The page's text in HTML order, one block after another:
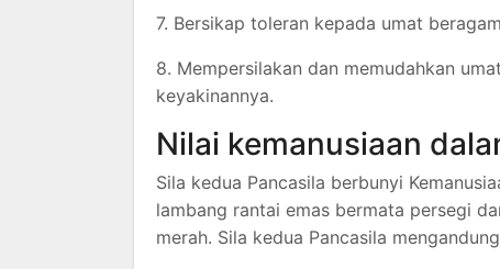
7. Bersikap toleran kepada umat
8. Mempersilakan dan memudahkan
keyakinannya.
Nilai kemanusiaan
Sila kedua Pancasila berbunyi
lambang rantai emas bermata persegi
merah. Sila kedua Pancasila